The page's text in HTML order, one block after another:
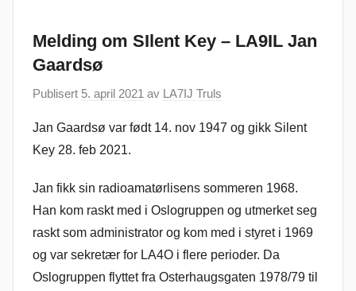
Melding om SIlent Key – LA9IL Jan
Gaardsø
Publisert 5. april 2021 av LA7IJ Truls
Jan Gaardsø var født 14. nov 1947 og gikk Silent
Key 28. feb 2021.
Jan fikk sin radioamatørlisens sommeren 1968.
Han kom raskt med i Oslogruppen og utmerket seg
raskt som administrator og kom med i styret i 1969
og var sekretær for LA4O i flere perioder. Da
Oslogruppen flyttet fra Osterhaugsgaten 1978/79 til